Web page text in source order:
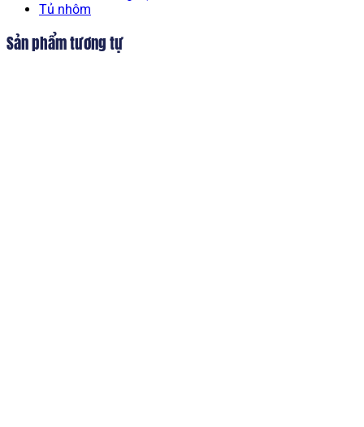
Tủ nhôm
Sản phẩm tương tự